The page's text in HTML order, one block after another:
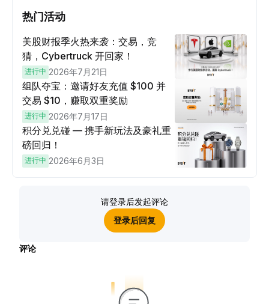
热门活动
美股财报季火热来袭：交易，竞
猜，Cybertruck 开回家！
进行中 2026年7月21日
组队夺宝：邀请好友充值 $100 并
交易 $10，赚取双重奖励
进行中 2026年7月17日
积分兑兑碰 — 携手新玩法及豪礼重
磅回归！
进行中 2026年6月3日
请登录后发起评论
登录后回复
评论